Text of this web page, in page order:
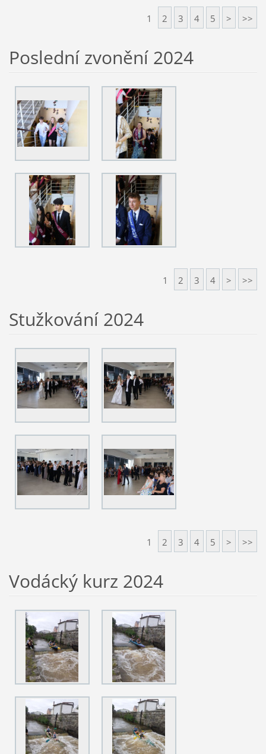
1 2 3 4 5 > >>
Poslední zvonění 2024
1 2 3 4 > >>
Stužkování 2024
1 2 3 4 5 > >>
Vodácký kurz 2024